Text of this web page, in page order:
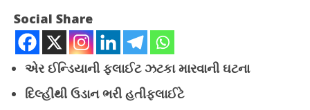
Social Share
એર ઈન્ડિયાની ફ્લાઈટ ઝટકા મારવાની ઘટના
દિલ્હીથી ઉડાન ભરી હતીફ્લાઈટે